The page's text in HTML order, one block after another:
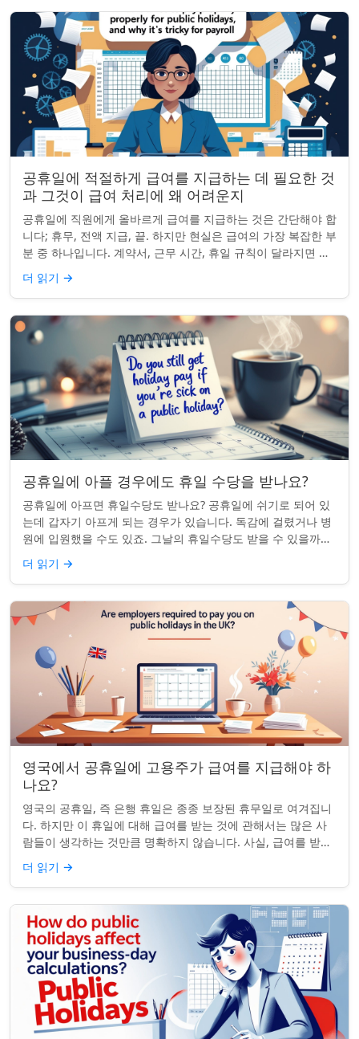
공휴일에 적절하게 급여를 지급하는 데 필요한 것
과 그것이 급여 처리에 왜 어려운지
공휴일에 직원에게 올바르게 급여를 지급하는 것은 간단해야 합
니다; 휴무, 전액 지급, 끝. 하지만 현실은 급여의 가장 복잡한 부
분 중 하나입니다. 계약서, 근무 시간, 휴일 규칙이 달라지면 하
나의 공휴일이 준수 문제...
더 읽기 →
공휴일에 아플 경우에도 휴일 수당을 받나요?
공휴일에 아프면 휴일수당도 받나요? 공휴일에 쉬기로 되어 있
는데 갑자기 아프게 되는 경우가 있습니다. 독감에 걸렸거나 병
원에 입원했을 수도 있죠. 그날의 휴일수당도 받을 수 있을까요?
이는 흔한 질문이며, 답변은 주...
더 읽기 →
영국에서 공휴일에 고용주가 급여를 지급해야 하
나요?
영국의 공휴일, 즉 은행 휴일은 종종 보장된 휴무일로 여겨집니
다. 하지만 이 휴일에 대해 급여를 받는 것에 관해서는 많은 사
람들이 생각하는 것만큼 명확하지 않습니다. 사실, 급여를 받거
나 하루 쉬는 것이 전적으로 계...
더 읽기 →